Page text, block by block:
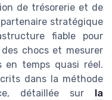
de trésorerie et de
stratégique
fiable pour
chocs et mesurer
en temps quasi réel.
dans la méthode
détaillée sur la